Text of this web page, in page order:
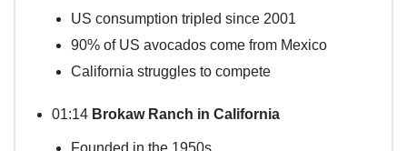
US consumption tripled since 2001
90% of US avocados come from Mexico
California struggles to compete
01:14 Brokaw Ranch in California